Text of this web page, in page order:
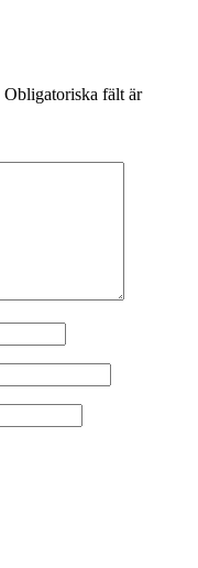
Obligatoriska fält är